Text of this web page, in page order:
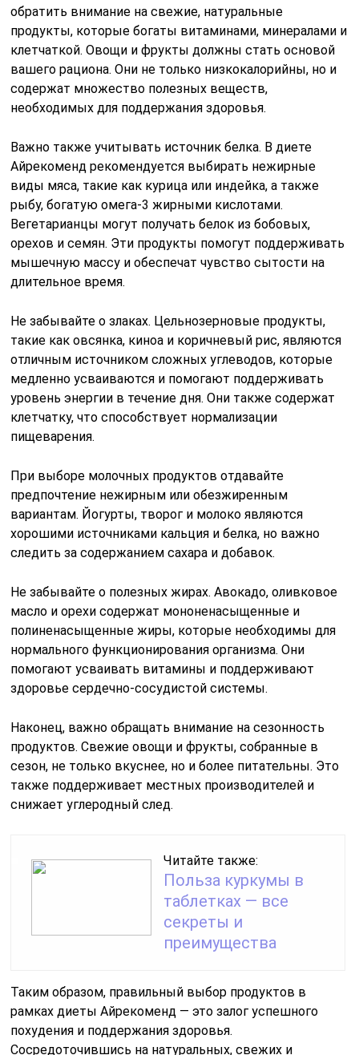
обратить внимание на свежие, натуральные
продукты, которые богаты витаминами, минералами и
клетчаткой. Овощи и фрукты должны стать основой
вашего рациона. Они не только низкокалорийны, но и
содержат множество полезных веществ,
необходимых для поддержания здоровья.
Важно также учитывать источник белка. В диете
Айрекоменд рекомендуется выбирать нежирные
виды мяса, такие как курица или индейка, а также
рыбу, богатую омега-3 жирными кислотами.
Вегетарианцы могут получать белок из бобовых,
орехов и семян. Эти продукты помогут поддерживать
мышечную массу и обеспечат чувство сытости на
длительное время.
Не забывайте о злаках. Цельнозерновые продукты,
такие как овсянка, киноа и коричневый рис, являются
отличным источником сложных углеводов, которые
медленно усваиваются и помогают поддерживать
уровень энергии в течение дня. Они также содержат
клетчатку, что способствует нормализации
пищеварения.
При выборе молочных продуктов отдавайте
предпочтение нежирным или обезжиренным
вариантам. Йогурты, творог и молоко являются
хорошими источниками кальция и белка, но важно
следить за содержанием сахара и добавок.
Не забывайте о полезных жирах. Авокадо, оливковое
масло и орехи содержат мононенасыщенные и
полиненасыщенные жиры, которые необходимы для
нормального функционирования организма. Они
помогают усваивать витамины и поддерживают
здоровье сердечно-сосудистой системы.
Наконец, важно обращать внимание на сезонность
продуктов. Свежие овощи и фрукты, собранные в
сезон, не только вкуснее, но и более питательны. Это
также поддерживает местных производителей и
снижает углеродный след.
Читайте также:
Польза куркумы в
таблетках — все
секреты и
преимущества
Таким образом, правильный выбор продуктов в
рамках диеты Айрекоменд — это залог успешного
похудения и поддержания здоровья.
Сосредоточившись на натуральных, свежих и